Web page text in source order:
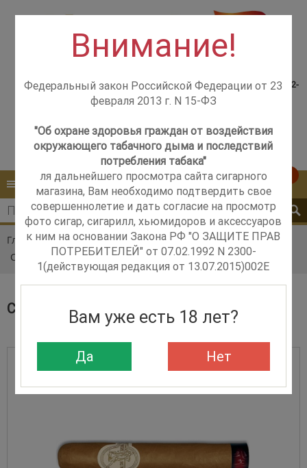
Контакты Обратный звонок
Розничный магазин
м. Добрынинская,
+7 (499) 237-12-56
самовывоз со склада +7(925)502-
КАТАЛОГ МЕНЮ
Главная Каталог Сигары
Flor de Selva
Сигары Flor de Selva Robusto
СИГАРЫ FLOR DE SELVA ROBUSTO
Внимание!
Федеральный закон Российской Федерации от 23
февраля 2013 г. N 15-ФЗ
"Об охране здоровья граждан от воздействия
окружающего табачного дыма и последствий
потребления табака"
ля дальнейшего просмотра сайта сигарного
магазина, Вам необходимо подтвердить свое
совершеннолетие и дать согласие на просмотр
фото сигар, сигарилл, хьюмидоров и аксессуаров
к ним на основании Закона РФ "О ЗАЩИТЕ ПРАВ
ПОТРЕБИТЕЛЕЙ" от 07.02.1992 N 2300-
1(действующая редакция от 13.07.2015)002E
Вам уже есть 18 лет?
Да Нет